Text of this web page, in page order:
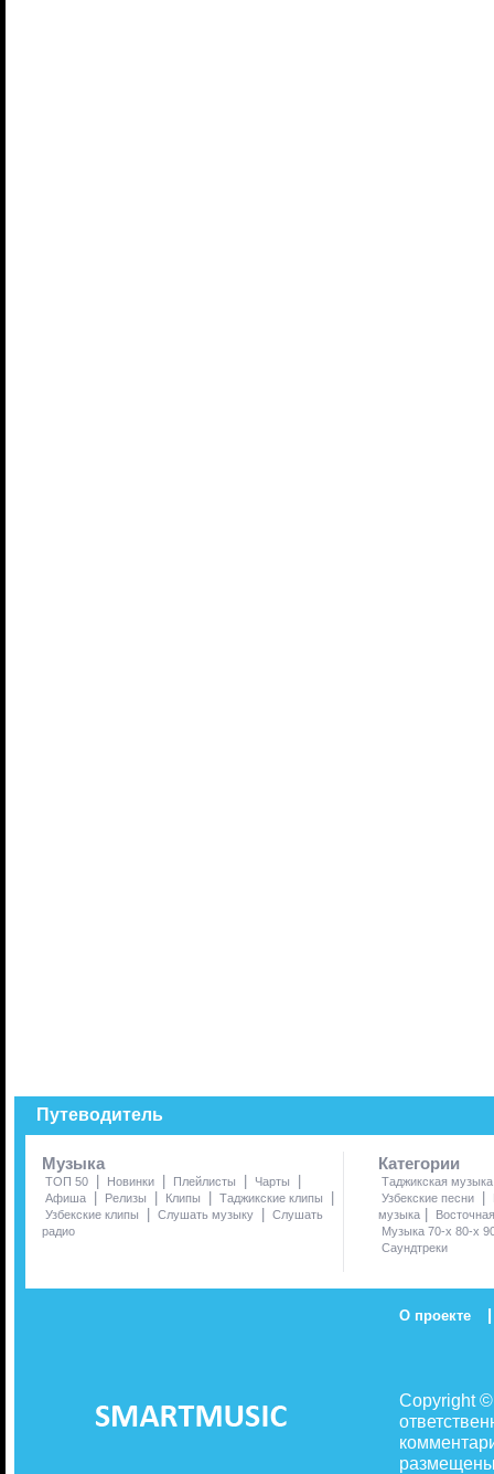
Путеводитель
Музыка
ТОП 50 | Новинки | Плейлисты | Чарты |
Афиша | Релизы | Клипы | Таджикские клипы |
Узбекские клипы | Слушать музыку | Слушать
радио
Категории
Таджикская музыка
Узбекские песни
|
музыка |
Музыка 70-х 80-х
Саундтреки
О проекте |
Copyright
размещены